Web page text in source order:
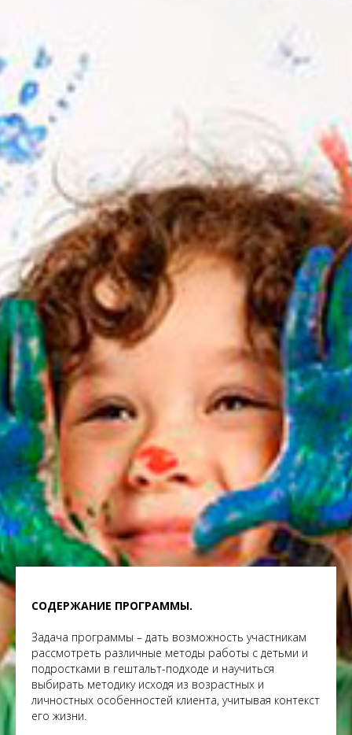
СОДЕРЖАНИЕ ПРОГРАММЫ.
Задача программы – дать возможность участникам
рассмотреть различные методы работы с детьми и
подростками в гештальт-подходе и научиться
выбирать методику исходя из возрастных и
личностных особенностей клиента, учитывая контекст
его жизни.